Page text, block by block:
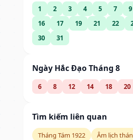
1 2 3 4 5 7 9
16
17 19 21 22
30
31
Ngày Hắc Đạo Tháng 8
6 8 12 14 18 20
Tìm kiếm liên quan
Tháng Tám 1922 Âm lịch